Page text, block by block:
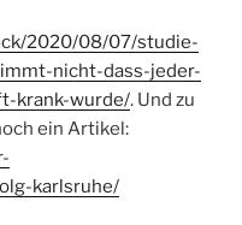
2020/08/07/studie-
nicht-dass-jeder-
krank-wurde/. Und zu
ein Artikel:
karlsruhe/